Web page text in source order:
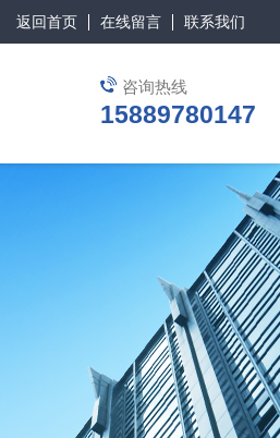
返回首页 在线留言 联系我们
咨询热线
15889780147